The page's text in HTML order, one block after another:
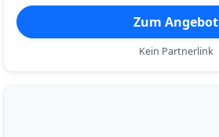
Zum Angebot
Kein Partnerlink